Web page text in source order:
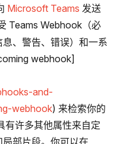
Microsoft Teams 发送
Teams Webhook（必
、警告、错误）和一系
webhook]
and-
webhook) 来检索你的
有许多其他属性来自定
部片段。你可以在